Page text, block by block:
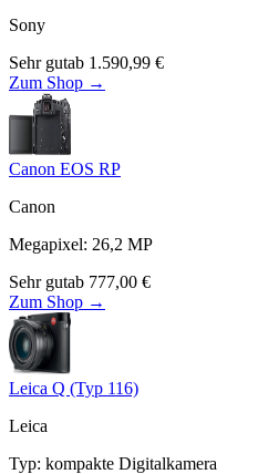
Sony
Sehr gutab 1.590,99 €
Zum Shop →
Canon EOS RP
Canon
Megapixel: 26,2 MP
Sehr gutab 777,00 €
Zum Shop →
Leica Q (Typ 116)
Leica
Typ: kompakte Digitalkamera